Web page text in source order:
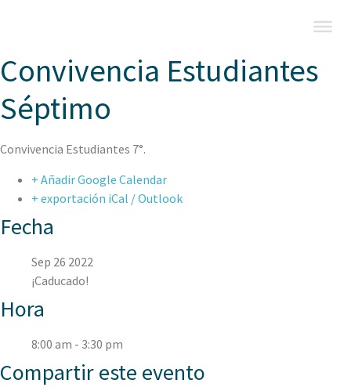
Convivencia Estudiantes
Séptimo
Convivencia Estudiantes 7°.
+ Añadir Google Calendar
+ exportación iCal / Outlook
Fecha
Sep 26 2022
¡Caducado!
Hora
8:00 am - 3:30 pm
Compartir este evento